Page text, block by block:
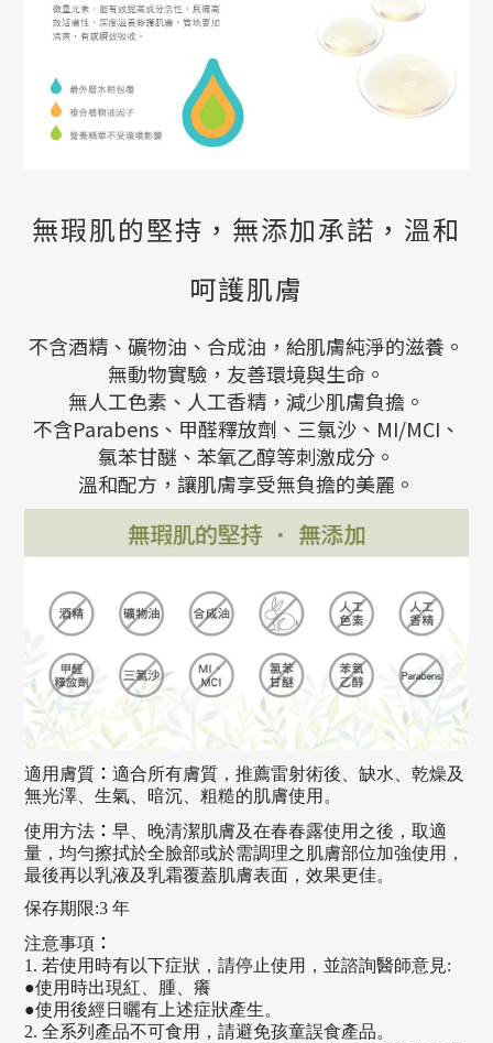
無瑕肌的堅持，無添加承諾，溫和
呵護肌膚
不含酒精、礦物油、合成油，給肌膚純淨的滋養。
無動物實驗，友善環境與生命。
無人工色素、人工香精，減少肌膚負擔。
不含Parabens、甲醛釋放劑、三氯沙、MI/MCI、
氯苯甘醚、苯氧乙醇等刺激成分。
溫和配方，讓肌膚享受無負擔的美麗。
適用膚質 ： 適合所有膚質，推薦雷射術後、缺水、乾燥及
無光澤、生氣、暗沉、粗糙的肌膚使用。
使用方法 ： 早、晚清潔肌膚及在春春露使用之後，取適
量，均勻擦拭於全臉部或於需調理之肌膚部位加強使用，
最後再以乳液及乳霜覆蓋肌膚表面，效果更佳。
保存期限:3 年
注意事項 ：
1. 若使用時有以下症狀，請停止使用，並諮詢醫師意見:
●使用時出現紅、腫、癢
●使用後經日曬有上述症狀產生。
2. 全系列產品不可食用，請避免孩童誤食產品。